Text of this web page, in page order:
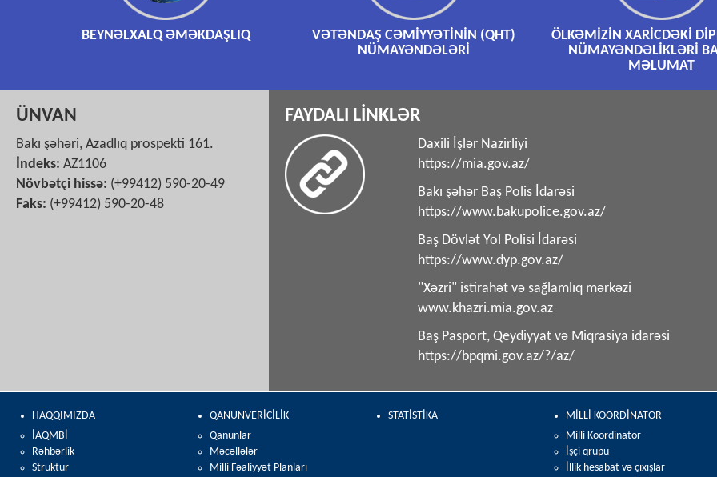
BEYNƏLXALQ ƏMƏKDAŞLIQ
VƏTƏNDAŞ CƏMİYYƏTİNİN (QHT)
NÜMAYƏNDƏLƏRİ
ÖLKƏMİZİN XARİCDƏKİ
NÜMAYƏNDƏLİKLƏRİ
MƏLUMAT
ÜNVAN
Bakı şəhəri, Azadlıq prospekti 161.
İndeks: AZ1106
Növbətçi hissə: (+99412) 590-20-49
Faks: (+99412) 590-20-48
FAYDALI LİNKLƏR
Daxili İşlər Nazirliyi
https://mia.gov.az/
Bakı şəhər Baş Polis İdarəsi
https://www.bakupolice.gov.az/
Baş Dövlət Yol Polisi İdarəsi
https://www.dyp.gov.az/
"Xəzri" istirahət və sağlamlıq mərkəzi
www.khazri.mia.gov.az
Baş Pasport, Qeydiyyat və Miqrasiya idarəsi
https://bpqmi.gov.az/?/az/
HAQQIMIZDA
İAQMBİ
Rəhbərlik
Struktur
QANUNVERİCİLİK
Qanunlar
Məcəllələr
Milli Fəaliyyət Planları
STATİSTİKA
MİLLİ KOORDİNATOR
Milli Koordinator
İşçi qrupu
İllik hesabat və çıxışlar